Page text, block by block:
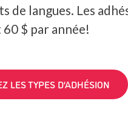
de langues. Les
$ par année!
LES TYPES D’ADHÉSION